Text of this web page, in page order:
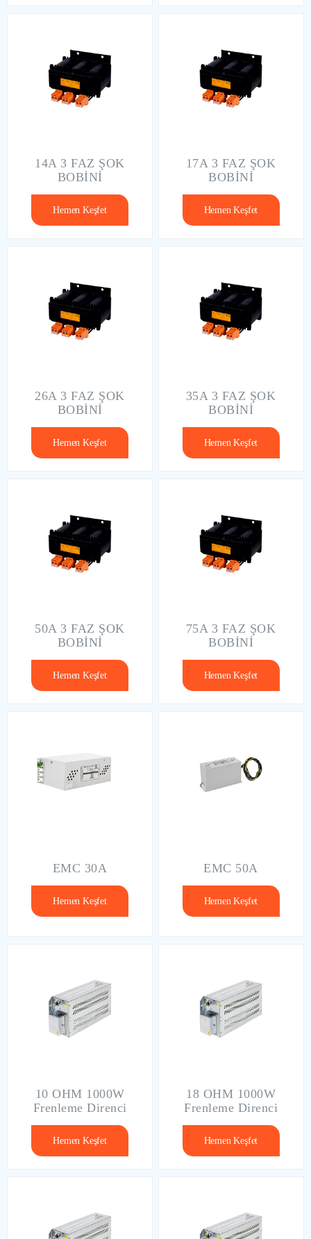
14A 3 FAZ ŞOK
BOBİNİ
Hemen Keşfet
17A 3 FAZ ŞOK
BOBİNİ
Hemen Keşfet
26A 3 FAZ ŞOK
BOBİNİ
Hemen Keşfet
35A 3 FAZ ŞOK
BOBİNİ
Hemen Keşfet
50A 3 FAZ ŞOK
BOBİNİ
Hemen Keşfet
75A 3 FAZ ŞOK
BOBİNİ
Hemen Keşfet
EMC 30A
Hemen Keşfet
EMC 50A
Hemen Keşfet
10 OHM 1000W
Frenleme Direnci
Hemen Keşfet
18 OHM 1000W
Frenleme Direnci
Hemen Keşfet